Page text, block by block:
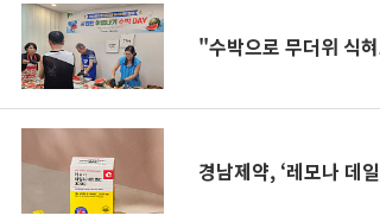
"수박으로 무더위 식
경남제약, ‘레모나 데